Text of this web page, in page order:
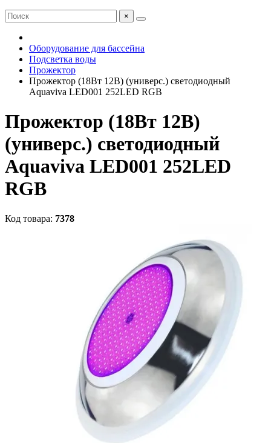
×
Оборудование для бассейна
Подсветка воды
Прожектор
Прожектор (18Вт 12В) (универс.) светодиодный
Aquaviva LED001 252LED RGB
Прожектор (18Вт 12В)
(универс.) светодиодный
Aquaviva LED001 252LED
RGB
Код товара: 7378